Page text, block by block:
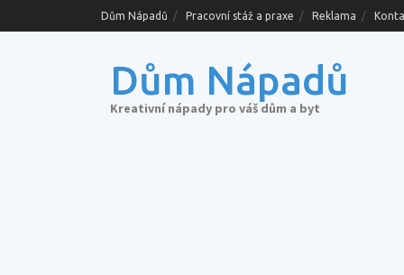
to
Dům Nápadů Pracovní stáž a praxe Reklama
Dům Nápadů
Kreativní nápady pro váš dům a byt